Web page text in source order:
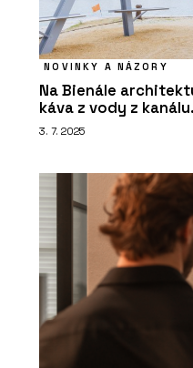
NOVINKY A NÁZORY
Na Bienále
káva z vody z
3. 7. 2025